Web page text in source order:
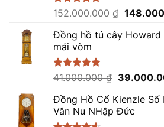
Được xếp
5 sao
152.000.000₫ Giá
là:
Đồng hồ tủ cây Howard
mái vòm
Được xếp
5 sao
41.000.000₫ Giá
là:
Đồng Hồ Cổ Kienzle Số
Vân Nu NHập Đức